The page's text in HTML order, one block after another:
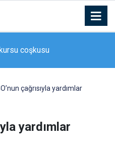
yaya yaralandı
çağrısıyla yardımlar
yardımlar